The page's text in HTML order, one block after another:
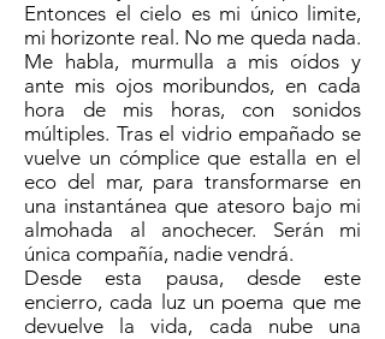
Entonces el cielo es mi único limite,
mi horizonte real. No me queda nada.
Me habla, murmulla a mis oídos y
ante mis ojos moribundos, en cada
hora de mis horas, con sonidos
múltiples. Tras el vidrio empañado se
vuelve un cómplice que estalla en el
eco del mar, para transformarse en
una instantánea que atesoro bajo mi
almohada al anochecer. Serán mi
única compañía, nadie vendrá.
Desde esta pausa, desde este
encierro, cada luz un poema que me
devuelve la vida, cada nube una